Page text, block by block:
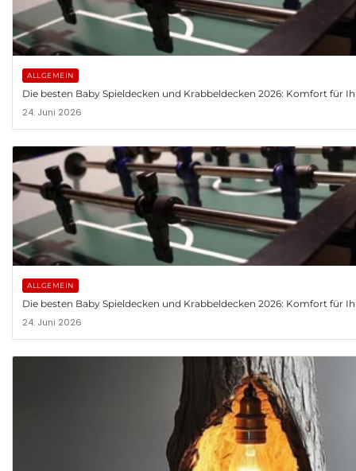
ALLGEMEIN
Die besten Baby Spieldecken und Krabbeldecken 2026: Komfort für
24. Juni 2026
ALLGEMEIN
Die besten Baby Spieldecken und Krabbeldecken 2026: Komfort für
24. Juni 2026